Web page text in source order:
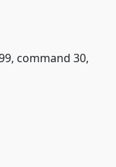
command 30,